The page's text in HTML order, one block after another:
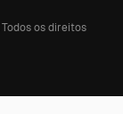
Todos os direitos